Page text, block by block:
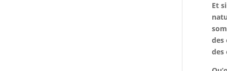
Et
des
des